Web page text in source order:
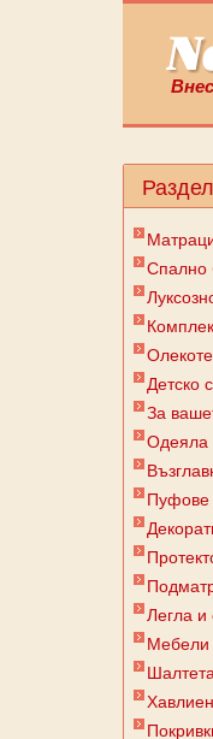
Спално
Детско
За
Одеяла
Пуфове
Легла и
Мебели